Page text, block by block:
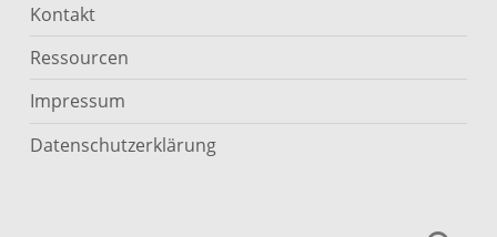
Kontakt
Ressourcen
Impressum
Datenschutzerklärung